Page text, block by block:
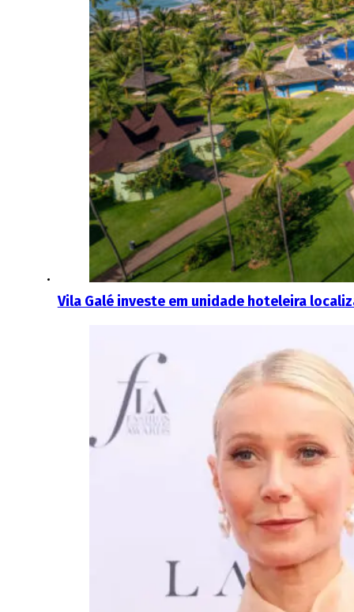
Vila Galé investe em unidade hoteleira